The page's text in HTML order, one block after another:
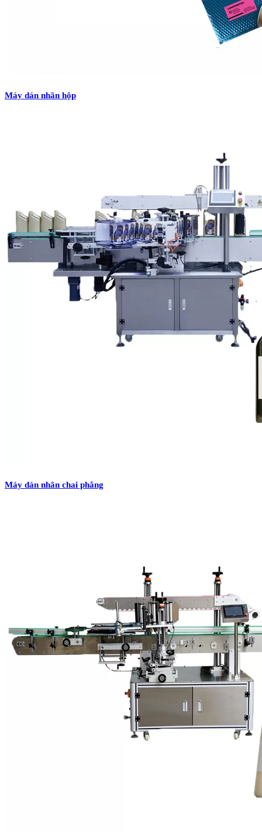
Máy dán nhãn hộp
Máy dán nhãn chai phẳng